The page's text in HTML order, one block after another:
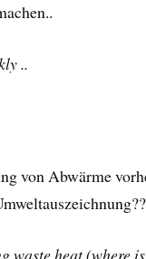
..
von Abwärme
waste heat (where